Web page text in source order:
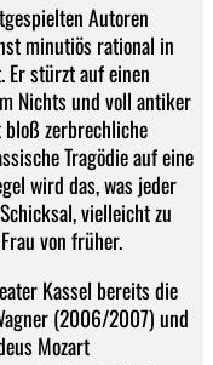
Autoren
minutiös rational in
Er stürzt auf einen
Nichts und voll antiker
zerbrechliche
Tragödie auf eine
wird das, was jeder
vielleicht zu
von früher.
Kassel bereits die
(2006/2007) und
Mozart